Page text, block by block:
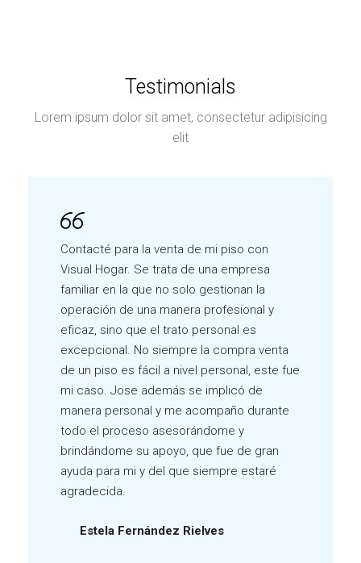
Testimonials
Lorem ipsum dolor sit amet, consectetur adipisicing
elit
Contacté para la venta de mi piso con
Visual Hogar. Se trata de una empresa
familiar en la que no solo gestionan la
operación de una manera profesional y
eficaz, sino que el trato personal es
excepcional. No siempre la compra venta
de un piso es fácil a nivel personal, este fue
mi caso. Jose además se implicó de
manera personal y me acompaño durante
todo el proceso asesorándome y
brindándome su apoyo, que fue de gran
ayuda para mi y del que siempre estaré
agradecida.
Estela Fernández Rielves